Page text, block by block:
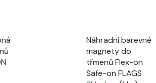
Náhradní barevné
magnety do
třmenů Flex-on
Safe-on FLAGS